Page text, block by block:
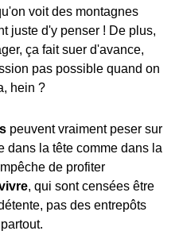
voit des montagnes
juste d'y penser ! De plus,
ça fait suer d'avance,
pas possible quand on
hein ?
peuvent vraiment peser sur
dans la tête comme dans la
de profiter
, qui sont censées être
pas des entrepôts